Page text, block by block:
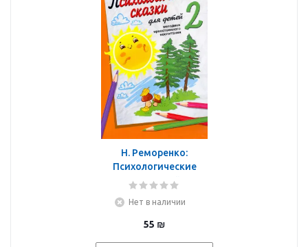
Н. Реморенко:
Психологические
сказки для детей. Книга
нравственного
воспитания
Нет в наличии
55 ₪